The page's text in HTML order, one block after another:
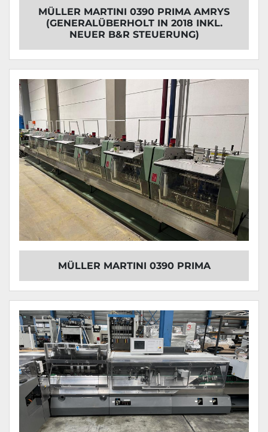
MÜLLER MARTINI 0390 PRIMA AMRYS
(GENERALÜBERHOLT IN 2018 INKL.
NEUER B&R STEUERUNG)
MÜLLER MARTINI 0390 PRIMA